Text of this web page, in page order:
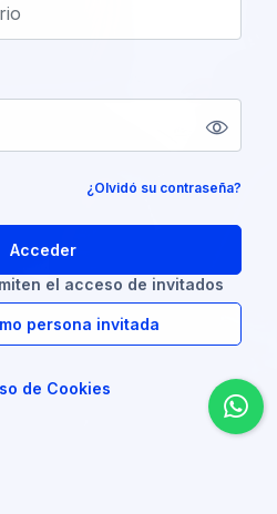
¿Olvidó su contraseña?
Acceder
el acceso de invitados
persona invitada
de Cookies